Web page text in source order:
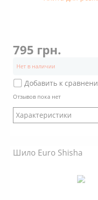
795 грн.
Нет в наличии
Добавить к
Отзывов пока нет
Характеристики
Шило Euro Shisha